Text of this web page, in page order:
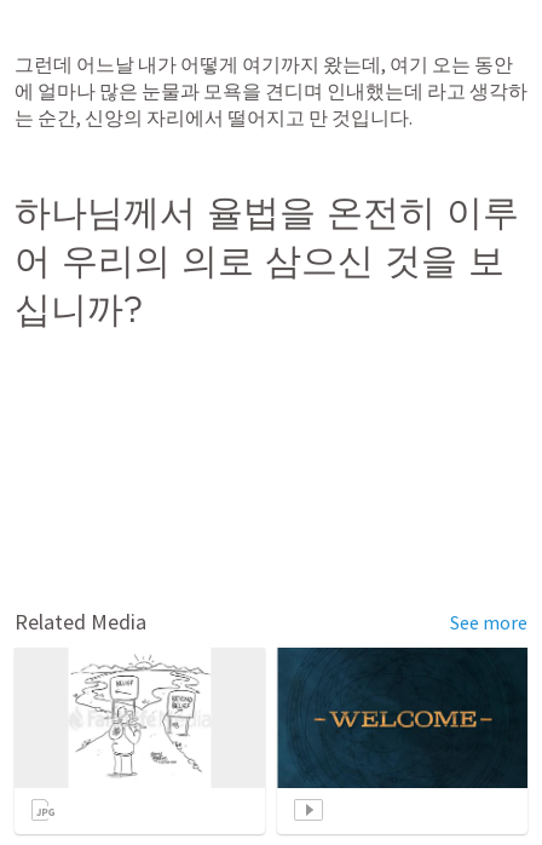
그런데 어느날 내가 어떻게 여기까지 왔는데, 여기 오는 동안
에 얼마나 많은 눈물과 모욕을 견디며 인내했는데 라고 생각하
는 순간, 신앙의 자리에서 떨어지고 만 것입니다.
하나님께서 율법을 온전히 이루
어 우리의 의로 삼으신 것을 보
십니까?
Related Media See more